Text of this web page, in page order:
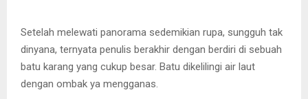
Setelah melewati panorama sedemikian rupa, sungguh tak
dinyana, ternyata penulis berakhir dengan berdiri di sebuah
batu karang yang cukup besar. Batu dikelilingi air laut
dengan ombak ya mengganas.